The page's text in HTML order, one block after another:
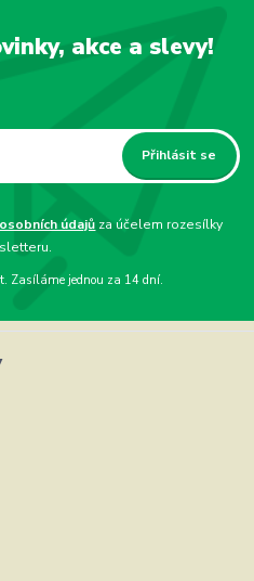
akce a slevy!
Přihlásit se
údajů za účelem rozesílky
Zasíláme jednou za 14 dní.